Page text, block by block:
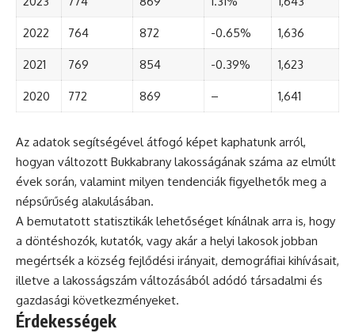
2022 764 872 -0.65% 1,636
2021 769 854 -0.39% 1,623
2020 772 869 – 1,641
Az adatok segítségével átfogó képet kaphatunk arról,
hogyan változott Bukkabrany lakosságának száma az elmúlt
évek során, valamint milyen tendenciák figyelhetők meg a
népsűrűség alakulásában.
A bemutatott statisztikák lehetőséget kínálnak arra is, hogy
a döntéshozók, kutatók, vagy akár a helyi lakosok jobban
megértsék a község fejlődési irányait, demográfiai kihívásait,
illetve a lakosságszám változásából adódó társadalmi és
gazdasági következményeket.
Érdekességek